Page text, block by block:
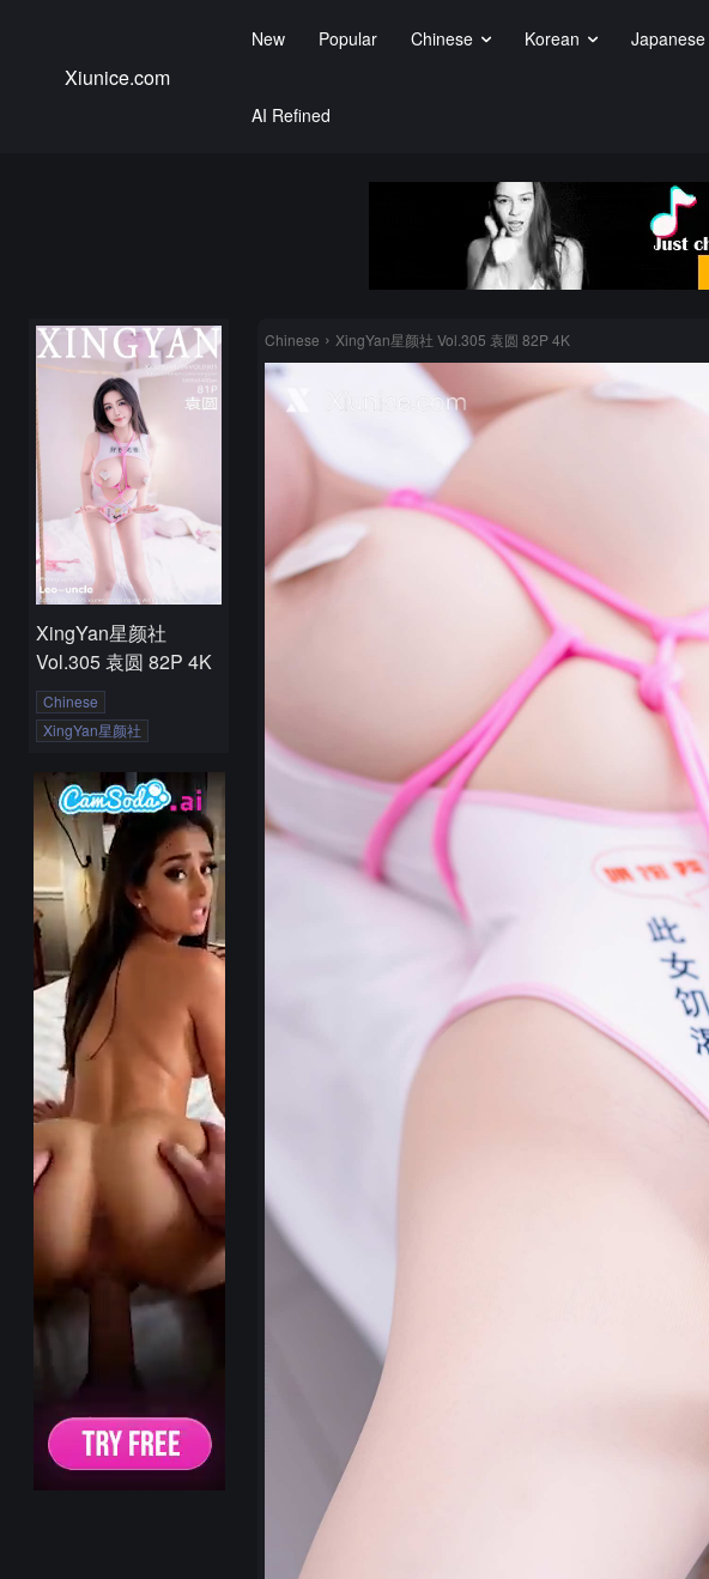
Xiunice.com
New Popular Chinese Korean Japanese
AI Refined
XingYan星颜社
Vol.305 袁圆 82P 4K
Chinese
XingYan星颜社
Chinese XingYan星颜社 Vol.305 袁圆 82P 4K